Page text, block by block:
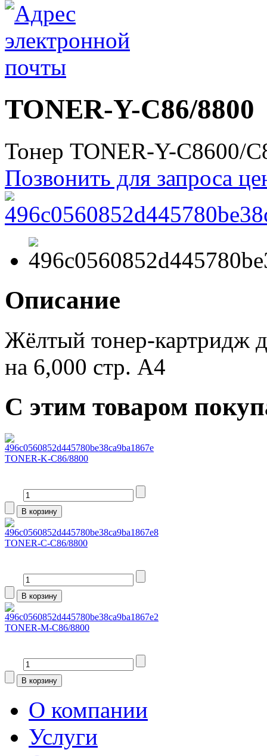
TONER-Y-C86/8800
Тонер TONER-Y-C8600/
Позвонить для запроса
Описание
Жёлтый тонер-картридж
на 6,000 стр. A4
С этим товаром
TONER-K-C86/8800
TONER-C-C86/8800
TONER-M-C86/8800
О компании
Услуги